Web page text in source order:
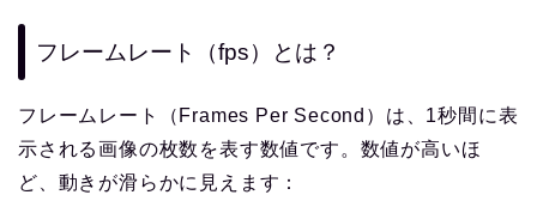
フレームレート（fps）とは？
フレームレート（Frames Per Second）は、1秒間に表
示される画像の枚数を表す数値です。数値が高いほ
ど、動きが滑らかに見えます：